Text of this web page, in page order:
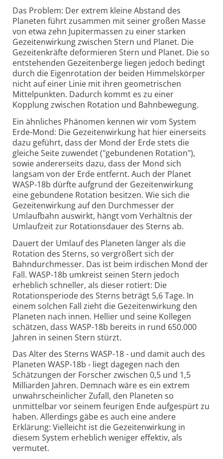
Das Problem: Der extrem kleine Abstand des
Planeten führt zusammen mit seiner großen Masse
von etwa zehn Jupitermassen zu einer starken
Gezeitenwirkung zwischen Stern und Planet. Die
Gezeitenkräfte deformieren Stern und Planet. Die so
entstehenden Gezeitenberge liegen jedoch bedingt
durch die Eigenrotation der beiden Himmelskörper
nicht auf einer Linie mit ihren geometrischen
Mittelpunkten. Dadurch kommt es zu einer
Kopplung zwischen Rotation und Bahnbewegung.
Ein ähnliches Phänomen kennen wir vom System
Erde-Mond: Die Gezeitenwirkung hat hier einerseits
dazu geführt, dass der Mond der Erde stets die
gleiche Seite zuwendet ("gebundenen Rotation"),
sowie andererseits dazu, dass der Mond sich
langsam von der Erde entfernt. Auch der Planet
WASP-18b dürfte aufgrund der Gezeitenwirkung
eine gebundene Rotation besitzen. Wie sich die
Gezeitenwirkung auf den Durchmesser der
Umlaufbahn auswirkt, hängt vom Verhältnis der
Umlaufzeit zur Rotationsdauer des Sterns ab.
Dauert der Umlauf des Planeten länger als die
Rotation des Sterns, so vergrößert sich der
Bahndurchmesser. Das ist beim irdischen Mond der
Fall. WASP-18b umkreist seinen Stern jedoch
erheblich schneller, als dieser rotiert: Die
Rotationsperiode des Sterns beträgt 5,6 Tage. In
einem solchen Fall zieht die Gezeitenwirkung den
Planeten nach innen. Hellier und seine Kollegen
schätzen, dass WASP-18b bereits in rund 650.000
Jahren in seinen Stern stürzt.
Das Alter des Sterns WASP-18 - und damit auch des
Planeten WASP-18b - liegt dagegen nach den
Schätzungen der Forscher zwischen 0,5 und 1,5
Milliarden Jahren. Demnach wäre es ein extrem
unwahrscheinlicher Zufall, den Planeten so
unmittelbar vor seinem feurigen Ende aufgespürt zu
haben. Allerdings gäbe es auch eine andere
Erklärung: Vielleicht ist die Gezeitenwirkung in
diesem System erheblich weniger effektiv, als
vermutet.